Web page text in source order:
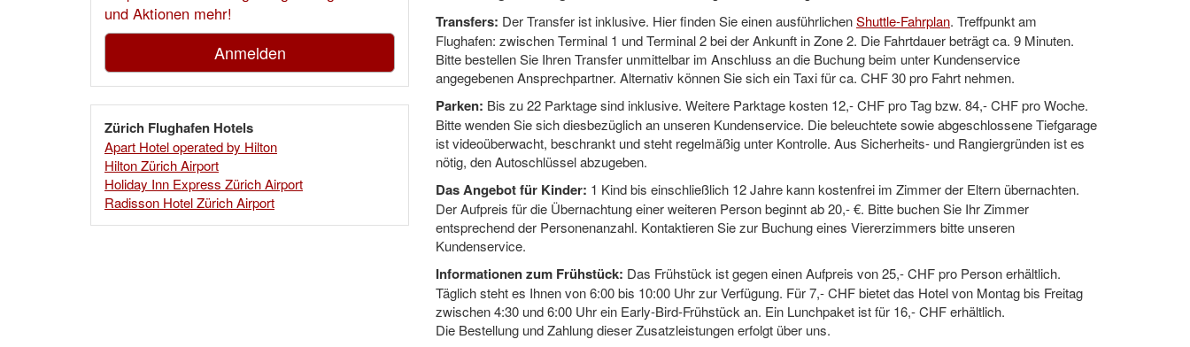
und Aktionen mehr!
Anmelden
Zürich Flughafen Hotels
Apart Hotel operated by Hilton
Hilton Zürich Airport
Holiday Inn Express Zürich Airport
Radisson Hotel Zürich Airport
Transfers: Der Transfer ist inklusive. Hier finden Sie einen ausführlichenShuttle-Fahrplan. Treffpunkt am
Flughafen: zwischen Terminal 1 und Terminal 2 bei der Ankunft in Zone 2. Die Fahrtdauer beträgt ca. 9 Minuten.
Bitte bestellen Sie Ihren Transfer unmittelbar im Anschluss an die Buchung beim unter Kundenservice
angegebenen Ansprechpartner. Alternativ können Sie sich ein Taxi für ca. CHF 30 pro Fahrt nehmen.
Parken: Bis zu 22 Parktage sind inklusive. Weitere Parktage kosten 12,- CHF pro Tag bzw. 84,- CHF pro Woche.
Bitte wenden Sie sich diesbezüglich an unseren Kundenservice. Die beleuchtete sowie abgeschlossene Tiefgarage
ist videoüberwacht, beschrankt und steht regelmäßig unter Kontrolle. Aus Sicherheits- und Rangiergründen ist es
nötig, den Autoschlüssel abzugeben.
Das Angebot für Kinder: 1 Kind bis einschließlich 12 Jahre kann kostenfrei im Zimmer der Eltern übernachten.
Der Aufpreis für die Übernachtung einer weiteren Person beginnt ab 20,- €. Bitte buchen Sie Ihr Zimmer
entsprechend der Personenanzahl. Kontaktieren Sie zur Buchung eines Viererzimmers bitte unseren
Kundenservice.
Informationen zum Frühstück: Das Frühstück ist gegen einen Aufpreis von 25,- CHF pro Person erhältlich.
Täglich steht es Ihnen von 6:00 bis 10:00 Uhr zur Verfügung. Für 7,- CHF bietet das Hotel von Montag bis Freitag
zwischen 4:30 und 6:00 Uhr ein Early-Bird-Frühstück an. Ein Lunchpaket ist für 16,- CHF erhältlich.
Die Bestellung und Zahlung dieser Zusatzleistungen erfolgt über uns.